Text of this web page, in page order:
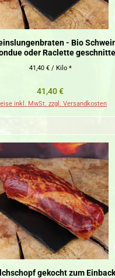
- Bio
oder Raclette
41,40 € / Kilo *
Regulärer Preis:
41,40 €
inkl. MwSt. zzgl. Versandkosten
gekocht zum